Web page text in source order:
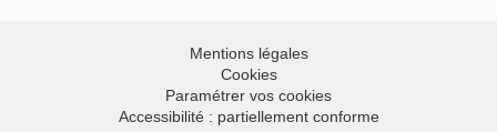
Mentions légales
Cookies
Paramétrer vos cookies
Accessibilité : partiellement conforme